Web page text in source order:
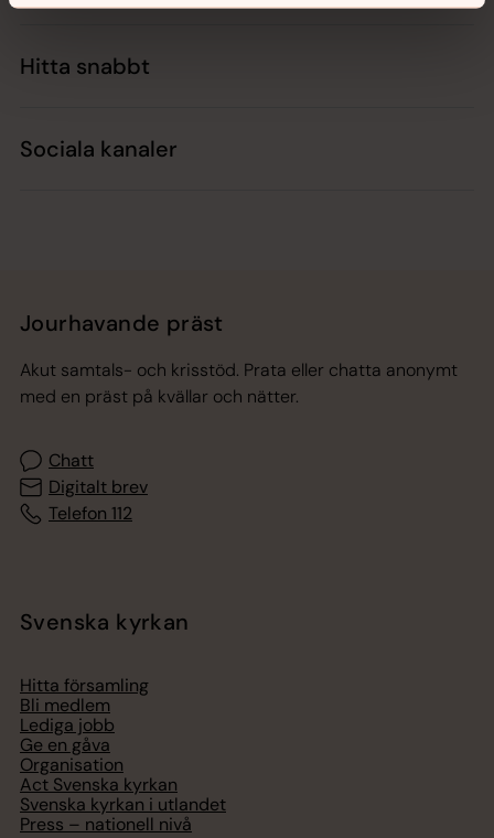
Hitta snabbt
Sociala kanaler
Jourhavande präst
Akut samtals- och krisstöd. Prata eller chatta anonymt
med en präst på kvällar och nätter.
Chatt
Digitalt brev
Telefon 112
Svenska kyrkan
Hitta församling
Bli medlem
Lediga jobb
Ge en gåva
Organisation
Act Svenska kyrkan
Svenska kyrkan i utlandet
Press – nationell nivå